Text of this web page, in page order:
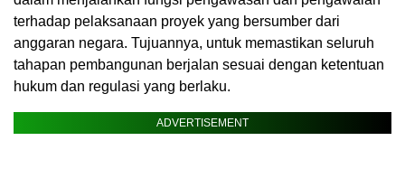
terhadap pelaksanaan proyek yang bersumber dari
anggaran negara. Tujuannya, untuk memastikan seluruh
tahapan pembangunan berjalan sesuai dengan ketentuan
hukum dan regulasi yang berlaku.
ADVERTISEMENT